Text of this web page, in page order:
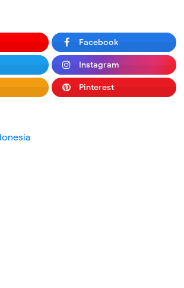
Facebook
Instagram
Pinterest